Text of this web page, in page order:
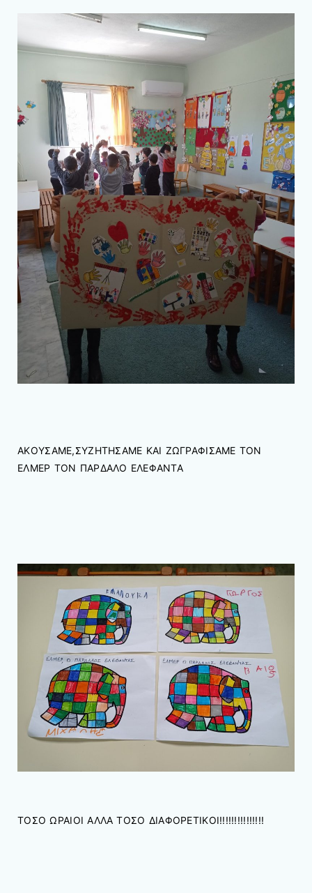
ΑΚΟΥΣΑΜΕ,ΣΥΖΗΤΗΣΑΜΕ ΚΑΙ ΖΩΓΡΑΦΙΣΑΜΕ ΤΟΝ
ΕΛΜΕΡ ΤΟΝ ΠΑΡΔΑΛΟ ΕΛΕΦΑΝΤΑ
ΤΟΣΟ ΩΡΑΙΟΙ ΑΛΛΑ ΤΟΣΟ ΔΙΑΦΟΡΕΤΙΚΟΙ!!!!!!!!!!!!!!!